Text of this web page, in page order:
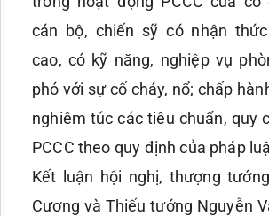
cán bộ, chiến sỹ có nhận
cao, có kỹ năng, nghiệp vụ
phó với sự cố cháy, nổ; chấp
nghiêm túc các tiêu chuẩn, quy
PCCC theo quy định của pháp
Kết luận hội nghị, thượng
Cương và Thiếu tướng Nguyễn